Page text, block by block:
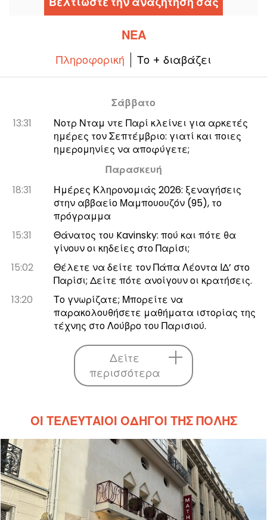
και καλή διάθεση.
ΝΈΑ
Πληροφορική Το + διαβάζει
Σάββατο
13:31
Νοτρ Νταμ ντε Παρί κλείνει για αρκετές
ημέρες τον Σεπτέμβριο: γιατί και ποιες
ημερομηνίες να αποφύγετε;
Παρασκευή
18:31
Ημέρες Κληρονομιάς 2026: ξεναγήσεις
στην αββαείο Μαμπουουζόν (95), το
πρόγραμμα
15:31
Θάνατος του Kavinsky: πού και πότε θα
γίνουν οι κηδείες στο Παρίσι;
15:02
Θέλετε να δείτε τον Πάπα Λέοντα ΙΔ’ στο
Παρίσι; Δείτε πότε ανοίγουν οι κρατήσεις.
13:20
Το γνωρίζατε; Μπορείτε να
παρακολουθήσετε μαθήματα ιστορίας της
τέχνης στο Λούβρο του Παρισιού.
Δείτε
περισσότερα
ΟΙ ΤΕΛΕΥΤΑΊΟΙ ΟΔΗΓΟΊ ΤΗΣ ΠΌΛΗΣ